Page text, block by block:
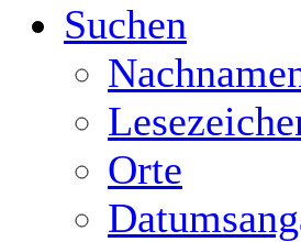
Suchen
Orte